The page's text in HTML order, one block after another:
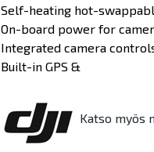
Self-heating hot-
On-board power for
Integrated camera
Built-in GPS &
Katso myös